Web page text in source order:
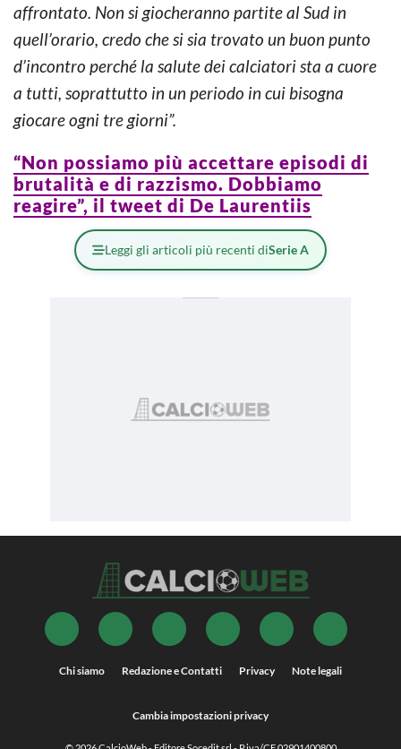
affrontato. Non si giocheranno partite al Sud in
quell’orario, credo che si sia trovato un buon punto
d’incontro perché la salute dei calciatori sta a cuore
a tutti, soprattutto in un periodo in cui bisogna
giocare ogni tre giorni”.
“Non possiamo più accettare episodi di
brutalità e di razzismo. Dobbiamo
reagire”, il tweet di De Laurentiis
Leggi gli articoli più recenti diSerie A
Chi siamo Redazione e Contatti Privacy Note legali
Cambia impostazioni privacy